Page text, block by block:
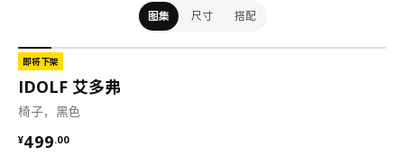
图集 尺寸 搭配
即将下架
IDOLF 艾多弗
椅子，黑色
¥499.00
¥ 499.00